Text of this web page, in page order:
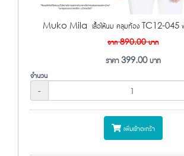
Muko Mila เสื้อให้นม คลุมท้อง TC12-045
จาก890.00บาท
ราคา399.00บาท
จำนวน
-
เพิ่มเข้าตะกร้า